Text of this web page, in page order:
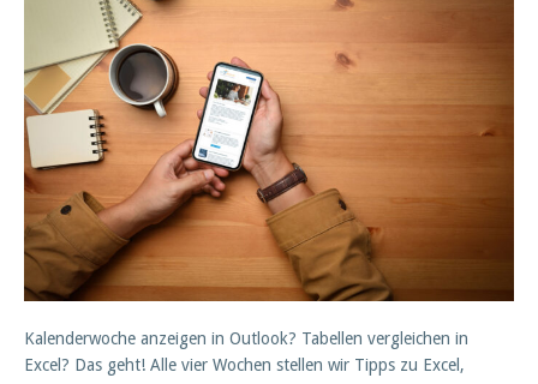
Kalenderwoche anzeigen in Outlook? Tabellen vergleichen in
Excel? Das geht! Alle vier Wochen stellen wir Tipps zu Excel,